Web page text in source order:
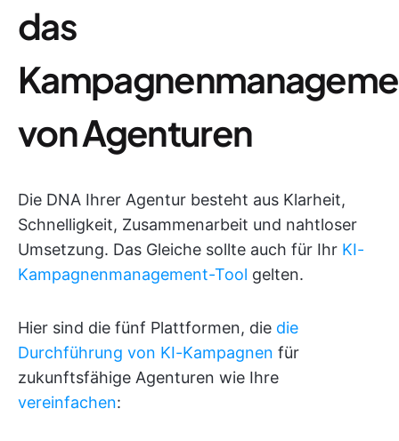
das
von Agenturen
Die DNA Ihrer Agentur besteht aus Klarheit,
Schnelligkeit, Zusammenarbeit und nahtloser
Umsetzung. Das Gleiche sollte auch für Ihr KI-
Kampagnenmanagement-Tool gelten.
Hier sind die fünf Plattformen, die die
Durchführung von KI-Kampagnen für
zukunftsfähige Agenturen wie Ihre
vereinfachen: